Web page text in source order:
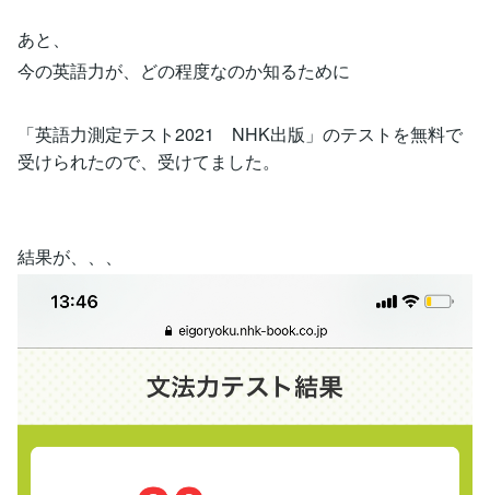
あと、
今の英語力が、どの程度なのか知るために
「英語力測定テスト2021 NHK出版」のテストを無料で
受けられたので、受けてました。
結果が、、、